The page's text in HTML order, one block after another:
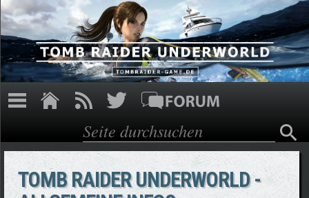
Direkt zum Inhalt
Suchformular
Suche
TOMB RAIDER UNDERWORLD -